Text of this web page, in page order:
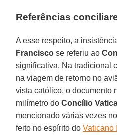
Referências
A esse respeito, a
Francisco se referiu ao
significativa. Na tradicional
na viagem de retorno no
vista católico, o documento
milímetro doConcílio
mencionado várias vezes
feito no espírito doVaticano II